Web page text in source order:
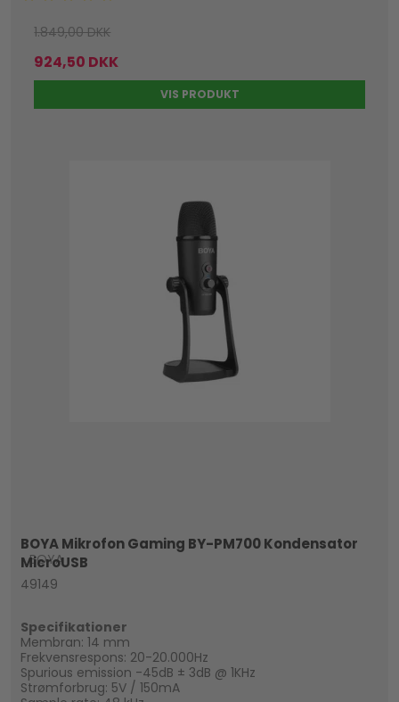
1.849,00 DKK
924,50 DKK
VIS PRODUKT
BOYA Mikrofon Gaming BY-PM700 Kondensator
MicroUSB
BOYA
49149
Specifikationer
Membran: 14 mm
Frekvensrespons: 20-20.000Hz
Spurious emission -45dB ± 3dB @ 1KHz
Strømforbrug: 5V / 150mA